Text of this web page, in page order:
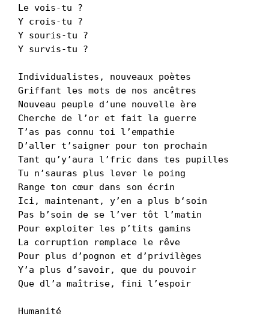
Le vois-tu ?
Y crois-tu ?
Y souris-tu ?
Y survis-tu ?
Individualistes, nouveaux poètes
Griffant les mots de nos ancêtres
Nouveau peuple d’une nouvelle ère
Cherche de l’or et fait la guerre
T’as pas connu toi l’empathie
D’aller t’saigner pour ton prochain
Tant qu’y’aura l’fric dans tes pupilles
Tu n’sauras plus lever le poing
Range ton cœur dans son écrin
Ici, maintenant, y’en a plus b‘soin
Pas b’soin de se l’ver tôt l’matin
Pour exploiter les p’tits gamins
La corruption remplace le rêve
Pour plus d’pognon et d’privilèges
Y’a plus d’savoir, que du pouvoir
Que dl’a maîtrise, fini l’espoir
Humanité